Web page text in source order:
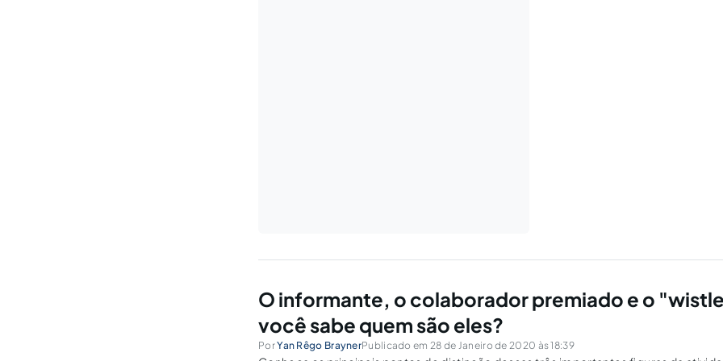
O informante, o colaborador premiado e o
você sabe quem são eles?
PorYan Rêgo BraynerPublicado em 28 de Janeiro de 2020 às 18:39